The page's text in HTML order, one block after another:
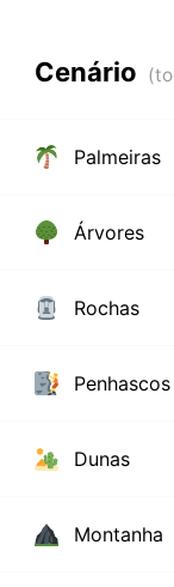
Cenário
Palmeiras
Árvores
Rochas
Penhascos
Dunas
Montanha